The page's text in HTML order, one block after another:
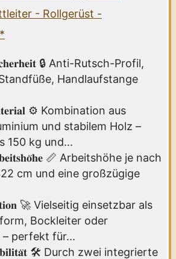
- Rollgerüst -
🔒 Anti-Rutsch-Profil,
Handlaufstange
⚙️ Kombination aus
und stabilem Holz –
150 kg und...
📏 Arbeitshöhe je nach
cm und eine großzügige
🚀 Vielseitig einsetzbar als
Bockleiter oder
– perfekt für...
🛠️ Durch zwei integrierte